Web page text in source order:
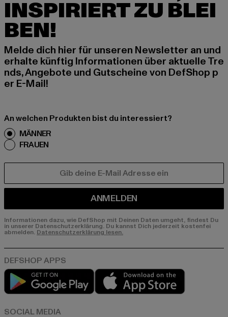
INSPIRIERT ZU BLEI
BEN!
Melde dich hier für unseren Newsletter an und
erhalte künftig Informationen über aktuelle Tre
nds, Angebote und Gutscheine von DefShop p
er E-Mail!
An welchen Produkten bist du interessiert?
MÄNNER
FRAUEN
ANMELDEN
Informationen dazu, wie DefShop mit Deinen Daten umgeht, findest Du
in unserer Datenschutzerklärung. Du kannst Dich jederzeit kostenfei
abmelden. Datenschutzerklärung lesen.
Play market